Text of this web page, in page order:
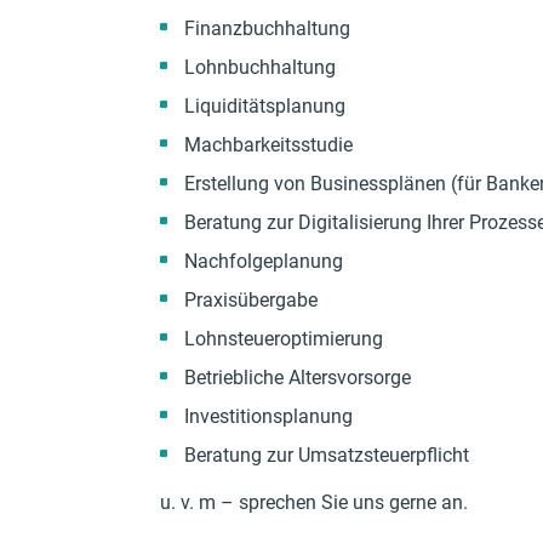
Finanzbuchhaltung
Lohnbuchhaltung
Liquiditätsplanung
Machbarkeitsstudie
Erstellung von Businessplänen (für
Beratung zur Digitalisierung Ihrer
Nachfolgeplanung
Praxisübergabe
Lohnsteueroptimierung
Betriebliche Altersvorsorge
Investitionsplanung
Beratung zur Umsatzsteuerpflicht
u. v. m – sprechen Sie uns gerne an.